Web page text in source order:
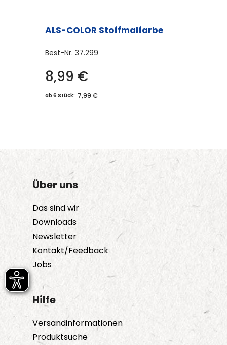
ALS-COLOR Stoffmalfarbe
Best-Nr. 37.299
8,99 €
ab 6 Stück: 7,99 €
Die
der
Produktseite
Über uns
Das sind wir
Downloads
Newsletter
Kontakt/Feedback
Jobs
Hilfe
Versandinformationen
Produktsuche